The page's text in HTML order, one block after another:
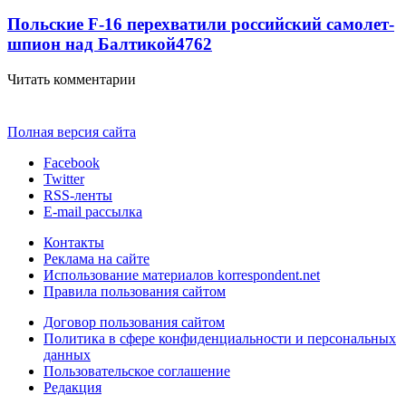
Польские F-16 перехватили российский самолет-
шпион над Балтикой4762
Читать комментарии
Полная версия сайта
Facebook
Twitter
RSS-ленты
E-mail рассылка
Контакты
Реклама на сайте
Использование материалов korrespondent.net
Правила пользования сайтом
Договор пользования сайтом
Политика в сфере конфиденциальности и персональных
данных
Пользовательское соглашение
Редакция